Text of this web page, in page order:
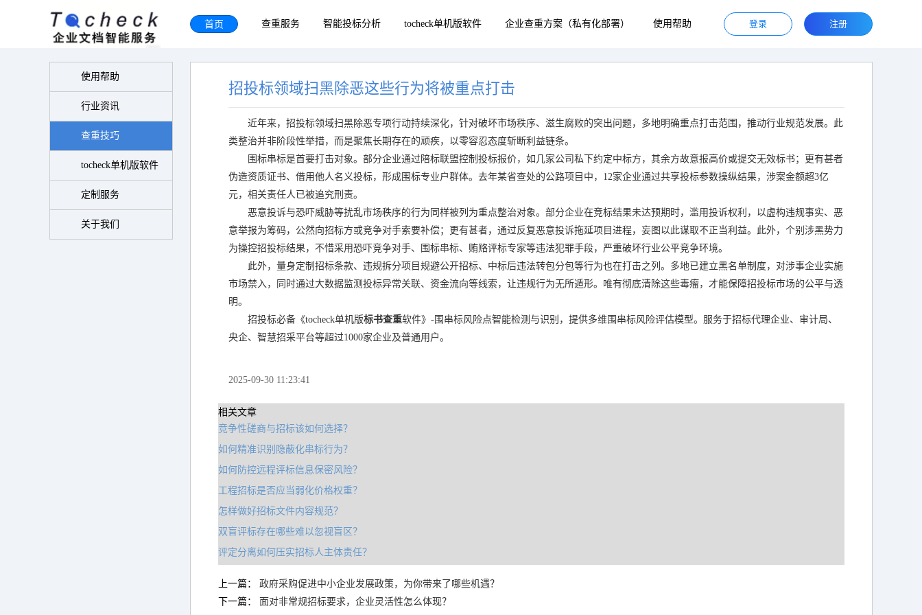
首页 查重服务 智能投标分析 tocheck单机版软件 企业查重方案（私有化部署） 使用帮助 登录 注册
使用帮助
行业资讯
查重技巧
tocheck单机版软件
定制服务
关于我们
招投标领域扫黑除恶这些行为将被重点打击
近年来，招投标领域扫黑除恶专项行动持续深化，针对破坏市场秩序、滋生腐败的突出问题，多地明确重点打击范围，推动行业规范发展。此
类整治并非阶段性举措，而是聚焦长期存在的顽疾，以零容忍态度斩断利益链条。
围标串标是首要打击对象。部分企业通过陪标联盟控制投标报价，如几家公司私下约定中标方，其余方故意报高价或提交无效标书；更有甚者
伪造资质证书、借用他人名义投标，形成围标专业户群体。去年某省查处的公路项目中，12家企业通过共享投标参数操纵结果，涉案金额超3亿
元，相关责任人已被追究刑责。
恶意投诉与恐吓威胁等扰乱市场秩序的行为同样被列为重点整治对象。部分企业在竞标结果未达预期时，滥用投诉权利，以虚构违规事实、恶
意举报为筹码，公然向招标方或竞争对手索要补偿；更有甚者，通过反复恶意投诉拖延项目进程，妄图以此谋取不正当利益。此外，个别涉黑势力
为操控招投标结果，不惜采用恐吓竞争对手、围标串标、贿赂评标专家等违法犯罪手段，严重破坏行业公平竞争环境。
此外，量身定制招标条款、违规拆分项目规避公开招标、中标后违法转包分包等行为也在打击之列。多地已建立黑名单制度，对涉事企业实施
市场禁入，同时通过大数据监测投标异常关联、资金流向等线索，让违规行为无所遁形。唯有彻底清除这些毒瘤，才能保障招投标市场的公平与透
明。
招投标必备《tocheck单机版标书查重软件》-围串标风险点智能检测与识别，提供多维围串标风险评估模型。服务于招标代理企业、审计局、
央企、智慧招采平台等超过1000家企业及普通用户。
2025-09-30 11:23:41
相关文章
竞争性磋商与招标该如何选择？
如何精准识别隐蔽化串标行为？
如何防控远程评标信息保密风险？
工程招标是否应当弱化价格权重？
怎样做好招标文件内容规范？
双盲评标存在哪些难以忽视盲区？
评定分离如何压实招标人主体责任？
上一篇： 政府采购促进中小企业发展政策，为你带来了哪些机遇？
下一篇： 面对非常规招标要求，企业灵活性怎么体现？